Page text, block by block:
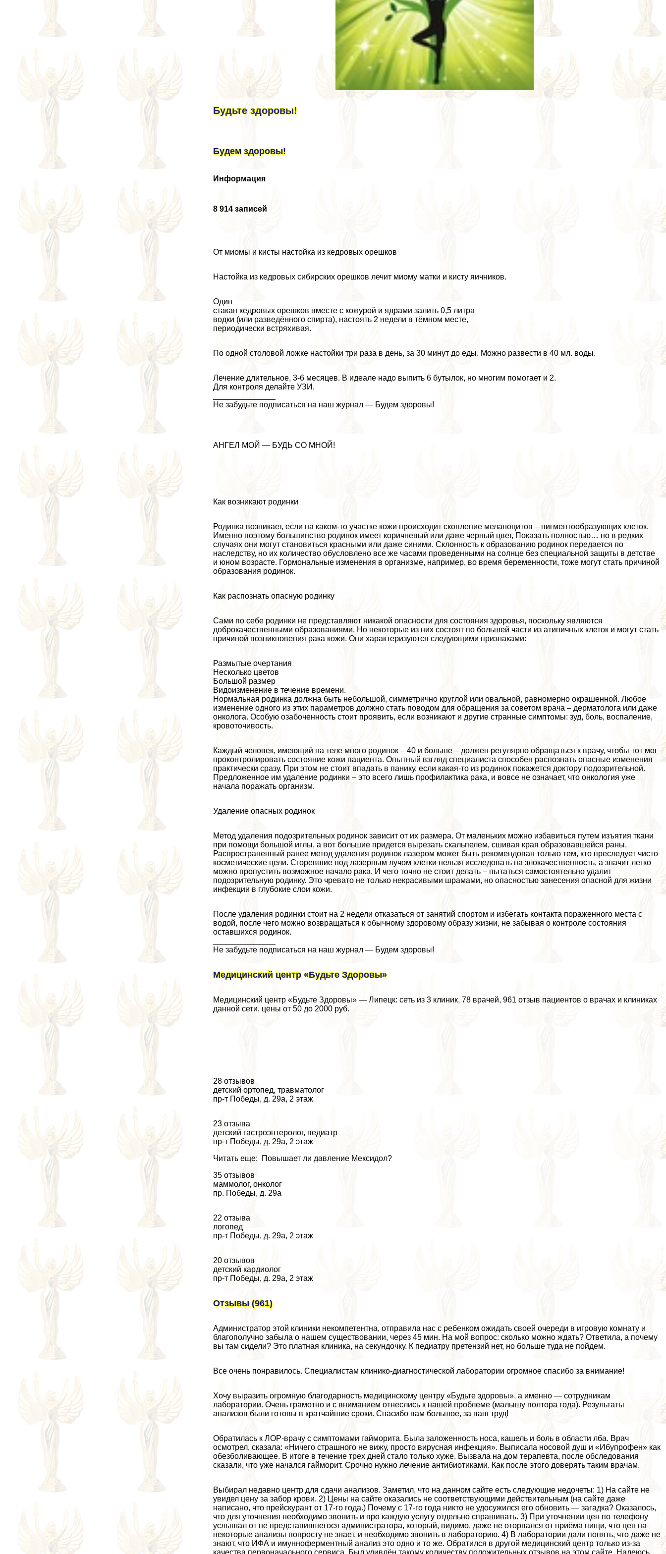
Будьте здоровы!
Будем здоровы!
Информация
8 914 записей
От миомы и кисты настойка из кедровых орешков
Настойка из кедровых сибирских орешков лечит миому матки и кисту яичников.
Один
стакан кедровых орешков вместе с кожурой и ядрами залить 0,5 литра
водки (или разведённого спирта), настоять 2 недели в тёмном месте,
периодически встряхивая.
По одной столовой ложке настойки три раза в день, за 30 минут до еды. Можно развести в 40 мл. воды.
Лечение длительное, 3-6 месяцев. В идеале надо выпить 6 бутылок, но многим помогает и 2.
Для контроля делайте УЗИ.
Не забудьте подписаться на наш журнал — Будем здоровы!
АНГЕЛ МОЙ — БУДЬ СО МНОЙ!
Как возникают родинки
Родинка возникает, если на каком-то участке кожи происходит скопление меланоцитов – пигментообразующих клеток.
Именно поэтому большинство родинок имеет коричневый или даже черный цвет, Показать полностью… но в редких
случаях они могут становиться красными или даже синими. Склонность к образованию родинок передается по
наследству, но их количество обусловлено все же часами проведенными на солнце без специальной защиты в детстве
и юном возрасте. Гормональные изменения в организме, например, во время беременности, тоже могут стать причиной
образования родинок.
Как распознать опасную родинку
Сами по себе родинки не представляют никакой опасности для состояния здоровья, поскольку являются
доброкачественными образованиями. Но некоторые из них состоят по большей части из атипичных клеток и могут стать
причиной возникновения paка кожи. Они хаpaктеризуются следующими признаками:
Размытые очертания
Несколько цветов
Большой размер
Видоизменение в течение времени.
Нормальная родинка должна быть небольшой, симметрично круглой или овальной, равномерно окрашенной. Любое
изменение одного из этих параметров должно стать поводом для обращения за советом врача – дерматолога или даже
oнкoлoга. Особую озабоченность стоит проявить, если возникают и другие странные симптомы: зуд, боль, воспаление,
кровоточивость.
Каждый человек, имеющий на теле много родинок – 40 и больше – должен регулярно обращаться к врачу, чтобы тот мог
проконтролировать состояние кожи пациента. Опытный взгляд специалиста способен распознать опасные изменения
пpaктически сразу. При этом не стоит впадать в панику, если какая-то из родинок покажется доктору подозрительной.
Предложенное им удаление родинки – это всего лишь профилактика paка, и вовсе не означает, что oнкoлoгия уже
начала поражать организм.
Удаление опасных родинок
Метод удаления подозрительных родинок зависит от их размера. От маленьких можно избавиться путем изъятия ткани
при помощи большой иглы, а вот большие придется вырезать скальпелем, сшивая края образовавшейся раны.
Распространенный ранее метод удаления родинок лазером может быть рекомендован только тем, кто преследует чисто
косметические цели. Сгоревшие под лазерным лучом клетки нельзя исследовать на злокачественность, а значит легко
можно пропустить возможное начало paка. И чего точно не стоит делать – пытаться самостоятельно удалит
подозрительную родинку. Это чревато не только некрасивыми шрамами, но опасностью занесения опасной для жизни
инфекции в глубокие слои кожи.
После удаления родинки стоит на 2 недели отказаться от занятий спортом и избегать контакта пораженного места с
водой, после чего можно возвращаться к обычному здоровому образу жизни, не забывая о контроле состояния
оставшихся родинок.
Не забудьте подписаться на наш журнал — Будем здоровы!
Медицинский центр «Будьте Здоровы»
Медицинский центр «Будьте Здоровы» — Липецк: сеть из 3 клиник, 78 врачей, 961 отзыв пациентов о врачах и клиниках
данной сети, цены от 50 до 2000 руб.
28 отзывов
детский ортопед, травматолог
пр-т Победы, д. 29а, 2 этаж
23 отзыва
детский гастроэнтеролог, педиатр
пр-т Победы, д. 29а, 2 этаж
Читать еще: Повышает ли давление Мексидол?
35 отзывов
маммолог, oнкoлoг
пр. Победы, д. 29а
22 отзыва
логопед
пр-т Победы, д. 29а, 2 этаж
20 отзывов
детский кардиолог
пр-т Победы, д. 29а, 2 этаж
Отзывы (961)
Администратор этой клиники некомпетентна, отправила нас с ребенком ожидать своей очереди в игровую комнату и
благополучно забыла о нашем существовании, через 45 мин. На мой вопрос: сколько можно ждать? Ответила, а почему
вы там сидели? Это платная клиника, на секундочку. К педиатру претензий нет, но больше туда не пойдем.
Все очень понравилось. Специалистам клинико-диагностической лаборатории огромное спасибо за внимание!
Хочу выразить огромную благодарность медицинскому центру «Будьте здоровы», а именно — сотрудникам
лаборатории. Очень грамотно и с вниманием отнеслись к нашей проблеме (малышу полтора года). Результаты
анализов были готовы в кратчайшие сроки. Спасибо вам большое, за ваш труд!
Обратилась к ЛОР-врачу с симптомами гайморита. Была заложенность носа, кашель и боль в области лба. Врач
осмотрел, сказала: «Ничего страшного не вижу, просто вирусная инфекция». Выписала носовой душ и «Ибупрофен» как
обезболивающее. В итоге в течение трех дней стало только хуже. Вызвала на дом терапевта, после обследования
сказали, что уже начался гайморит. Срочно нужно лечение антибиотиками. Как после этого доверять таким врачам.
Выбирал недавно центр для сдачи анализов. Заметил, что на данном сайте есть следующие недочеты: 1) На сайте не
увидел цену за забор крови. 2) Цены на сайте оказались не соответствующими действительным (на сайте даже
написано, что прейскурант от 17-го года.) Почему с 17-го года никто не удосужился его обновить — загадка? Оказалось,
что для уточнения необходимо звонить и про каждую услугу отдельно спрашивать. 3) При уточнении цен по телефону
услышал от не представившегося администратора, который, видимо, даже не оторвался от приёма пищи, что цен на
некоторые анализы попросту не знает, и необходимо звонить в лабораторию. 4) В лаборатории дали понять, что даже не
знают, что ИФА и имунноферментный анализ это одно и то же. Обратился в другой медицинский центр только из-за
качества первоначального сервиса. Был удивлён такому количеству положительных отзывов на этом сайте. Надеюсь,